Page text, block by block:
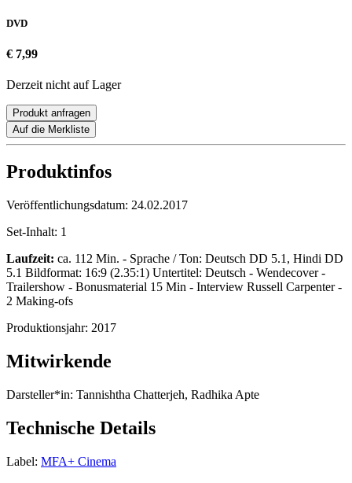
DVD
€ 7,99
Derzeit nicht auf Lager
Produkt anfragen
Auf die Merkliste
Produktinfos
Veröffentlichungsdatum: 24.02.2017
Set-Inhalt: 1
Laufzeit: ca. 112 Min. - Sprache / Ton: Deutsch DD 5.1, Hindi DD
5.1 Bildformat: 16:9 (2.35:1) Untertitel: Deutsch - Wendecover -
Trailershow - Bonusmaterial 15 Min - Interview Russell Carpenter -
2 Making-ofs
Produktionsjahr: 2017
Mitwirkende
Darsteller*in: Tannishtha Chatterjeh, Radhika Apte
Technische Details
Label: MFA+ Cinema